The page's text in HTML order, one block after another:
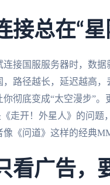
总在“星
接国服服务器时，数
路径越长，延迟越高，
彻底变成“太空漫步”
走开！外星人》的问
《问道》这样的经典
看广告，